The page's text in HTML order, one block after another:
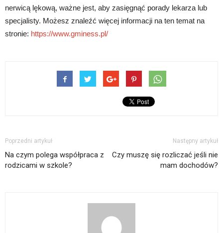
nerwicą lękową, ważne jest, aby zasięgnąć porady lekarza lub
specjalisty. Możesz znaleźć więcej informacji na ten temat na
stronie: https://www.gminess.pl/
Poprzedni artykuł
Na czym polega współpraca z
rodzicami w szkole?
Następny artykuł
Czy muszę się rozliczać jeśli nie
mam dochodów?